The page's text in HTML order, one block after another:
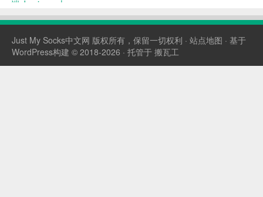
章 Just My Socks中文网就分享下这款 Just...
Just My Socks中文网 版权所有，保留一切权利 · 站点地图 · 基于
WordPress构建 © 2018-2026 · 托管于 搬瓦工